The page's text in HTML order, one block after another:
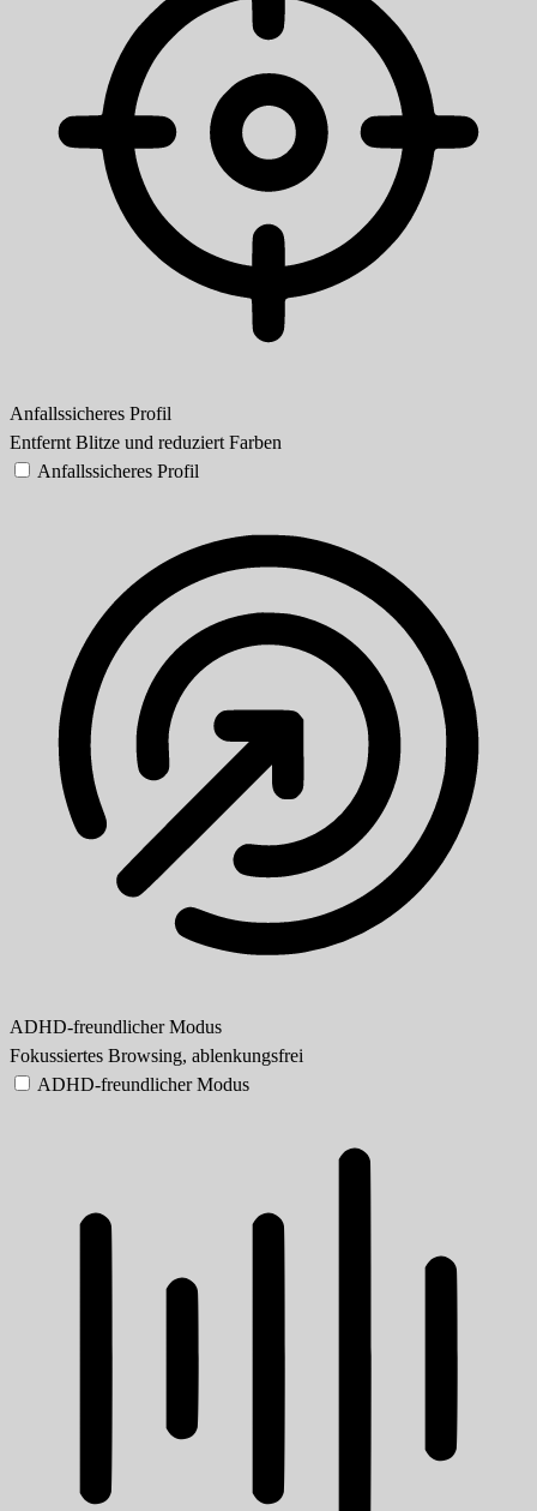
Anfallssicheres Profil
Entfernt Blitze und reduziert Farben
Anfallssicheres Profil
ADHD-freundlicher Modus
Fokussiertes Browsing, ablenkungsfrei
ADHD-freundlicher Modus